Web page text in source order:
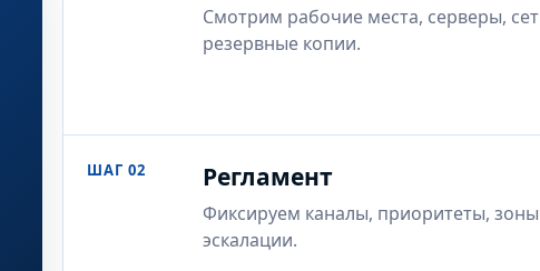
Смотрим рабочие места, серверы,
резервные копии.
ШАГ 02 Регламент
Фиксируем каналы, приоритеты, зоны
эскалации.